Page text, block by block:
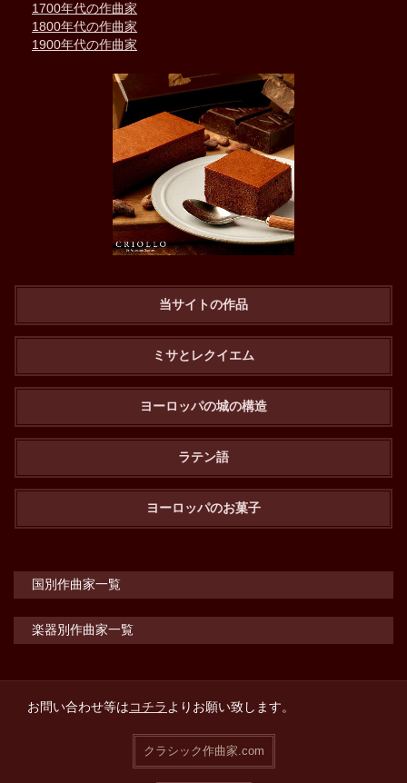
1700年代の作曲家
1800年代の作曲家
1900年代の作曲家
当サイトの作品
ミサとレクイエム
ヨーロッパの城の構造
ラテン語
ヨーロッパのお菓子
国別作曲家一覧
楽器別作曲家一覧
お問い合わせ等はコチラよりお願い致します。
クラシック作曲家.com